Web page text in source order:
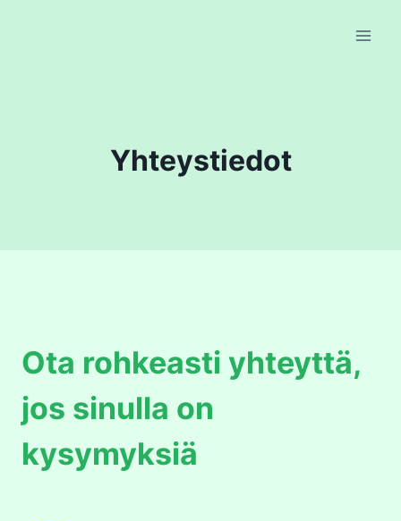
Yhteystiedot
Ota rohkeasti yhteyttä,
jos sinulla on
kysymyksiä